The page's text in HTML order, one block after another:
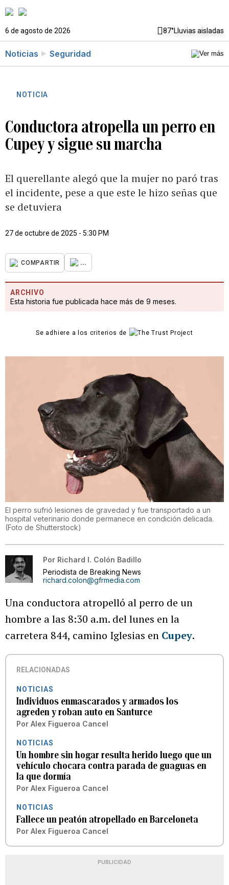
6 de agosto de 2026 87°Lluvias aisladas
Noticias Seguridad
NOTICIA
Conductora atropella un perro en
Cupey y sigue su marcha
El querellante alegó que la mujer no paró tras
el incidente, pese a que este le hizo señas que
se detuviera
27 de octubre de 2025 - 5:30 PM
COMPARTIR ...
ARCHIVO
Esta historia fue publicada hace más de 9 meses.
Se adhiere a los criterios de
El perro sufrió lesiones de gravedad y fue transportado a un
hospital veterinario donde permanece en condición delicada.
(Foto de Shutterstock)
Por Richard I. Colón Badillo
Periodista de Breaking News
richard.colon@gfrmedia.com
Una conductora atropelló al perro de un
hombre a las 8:30 a.m. del lunes en la
carretera 844, camino Iglesias en Cupey.
RELACIONADAS
NOTICIAS
Individuos enmascarados y armados los
agreden y roban auto en Santurce
Por Alex Figueroa Cancel
NOTICIAS
Un hombre sin hogar resulta herido luego que un
vehículo chocara contra parada de guaguas en
la que dormía
Por Alex Figueroa Cancel
NOTICIAS
Fallece un peatón atropellado en Barceloneta
Por Alex Figueroa Cancel
PUBLICIDAD